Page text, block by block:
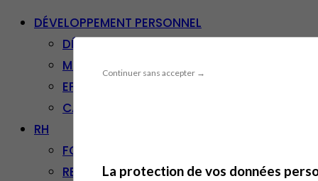
Continuer sans accepter →
La protection de vos données
DÉVELOPPEMENT PERSONNEL
DÉVELOPPEMENT PERSONNEL
MANAGEMENT
EFFICACITÉ PROFESSIONNELLE
CARRIÈRE & RECONVERSION
RH
FORMATION PROFESSIONNELLE
RESSOURCES HUMAINES